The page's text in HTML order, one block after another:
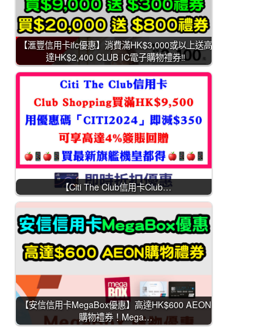
【滙豐信用卡ifc優惠】消費滿HK$3,000或以上送高
達HK$2,400 CLUB IC電子購物禮券‼️
【Citi The Club信用卡Club…
【安信信用卡MegaBox優惠】高達HK$600 AEON
購物禮券！Mega…